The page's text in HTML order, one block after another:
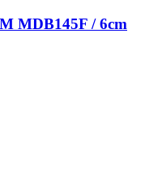
MDB145F / 6cm